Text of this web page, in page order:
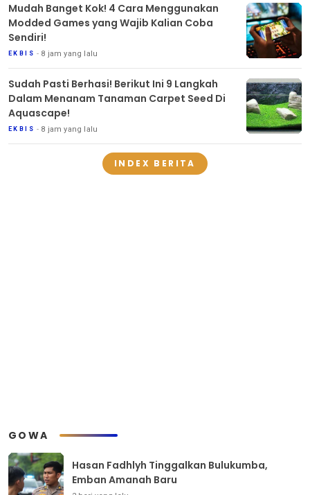
Mudah Banget Kok! 4 Cara Menggunakan
Modded Games yang Wajib Kalian Coba
Sendiri!
EKBIS 8 jam yang lalu
Sudah Pasti Berhasi! Berikut Ini 9 Langkah
Dalam Menanam Tanaman Carpet Seed Di
Aquascape!
EKBIS 8 jam yang lalu
INDEX BERITA
GOWA
Hasan Fadhlyh Tinggalkan Bulukumba,
Emban Amanah Baru